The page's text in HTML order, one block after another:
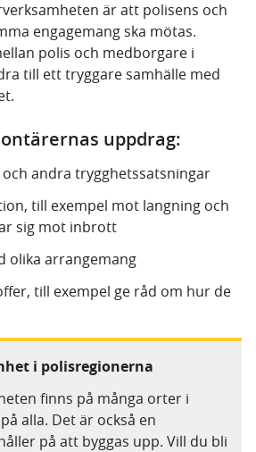
är att polisens och
engagemang ska mötas.
polis och medborgare i
till ett tryggare samhälle med
uppdrag:
andra trygghetssatsningar
till exempel mot langning och
sig mot inbrott
olika arrangemang
till exempel ge råd om hur de
i polisregionerna
finns på många orter i
alla. Det är också en
på att byggas upp. Vill du bli